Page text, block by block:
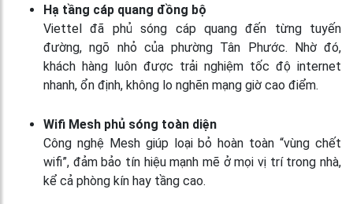
Hạ tầng cáp quang đồng bộ
Viettel đã phủ sóng cáp quang đến từng tuyến
đường, ngõ nhỏ của phường Tân Phước. Nhờ đó,
khách hàng luôn được trải nghiệm tốc độ internet
nhanh, ổn định, không lo nghẽn mạng giờ cao điểm.
Wifi Mesh phủ sóng toàn diện
Công nghệ Mesh giúp loại bỏ hoàn toàn “vùng chết
wifi”, đảm bảo tín hiệu mạnh mẽ ở mọi vị trí trong nhà,
kể cả phòng kín hay tầng cao.